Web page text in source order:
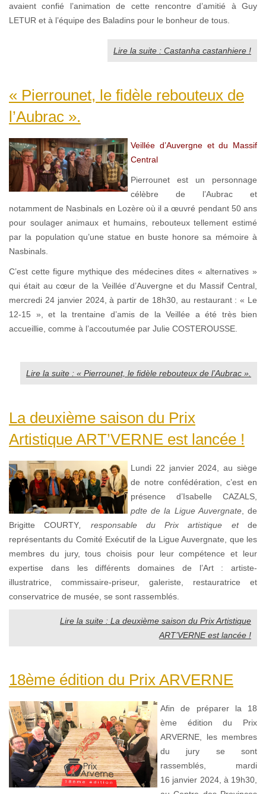
avaient confié l’animation de cette rencontre d’amitié à Guy
LETUR et à l’équipe des Baladins pour le bonheur de tous.
Lire la suite : Castanha castanhiere !
« Pierrounet, le fidèle rebouteux de
l’Aubrac ».
Veillée d’Auvergne et du Massif
Central
Pierrounet est un personnage
célèbre de l’Aubrac et
notamment de Nasbinals en Lozère où il a œuvré pendant 50 ans
pour soulager animaux et humains, rebouteux tellement estimé
par la population qu’une statue en buste honore sa mémoire à
Nasbinals.
C’est cette figure mythique des médecines dites « alternatives »
qui était au cœur de la Veillée d’Auvergne et du Massif Central,
mercredi 24 janvier 2024, à partir de 18h30, au restaurant : « Le
12-15 », et la trentaine d’amis de la Veillée a été très bien
accueillie, comme à l’accoutumée par Julie COSTEROUSSE.
Lire la suite : « Pierrounet, le fidèle rebouteux de l’Aubrac ».
La deuxième saison du Prix
Artistique ART’VERNE est lancée !
Lundi 22 janvier 2024, au siège
de notre confédération, c’est en
présence d’Isabelle CAZALS,
pdte de la Ligue Auvergnate, de
Brigitte COURTY, responsable du Prix artistique etde
représentants du Comité Exécutif de la Ligue Auvergnate, que les
membres du jury, tous choisis pour leur compétence et leur
expertise dans les différents domaines de l’Art : artiste-
illustratrice, commissaire-priseur, galeriste, restauratrice et
conservatrice de musée, se sont rassemblés.
Lire la suite : La deuxième saison du Prix Artistique
ART’VERNE est lancée !
18ème édition du Prix ARVERNE
Afin de préparer la 18
ème édition du Prix
ARVERNE, les membres
du jury se sont
rassemblés, mardi
16 janvier 2024, à 19h30,